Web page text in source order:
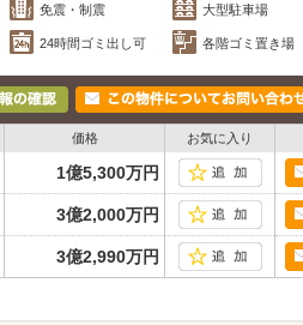
免震・制震 大型駐車場
24時間ゴミ出し可 各階ゴミ置き場
価格 お気に入り
1億5,300万円
3億2,000万円
3億2,990万円